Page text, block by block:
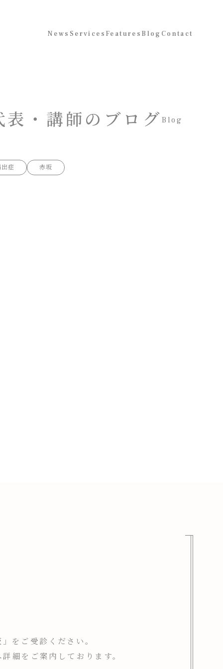
News Services Features Blog Contact
Blog
表・講師のブログ
症 赤坂
をご受診ください。
細をご案内しております。